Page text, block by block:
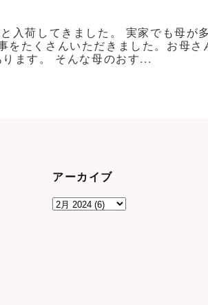
入荷してきました。 実家でも母が
たくさんいただきました。お母さ
ます。 そんな母のおす...
アーカイブ